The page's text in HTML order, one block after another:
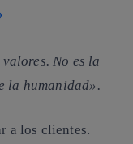
No es la
la humanidad».
a los clientes.